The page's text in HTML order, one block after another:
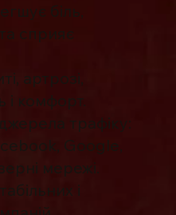
біль,
сприяє
артрозі,
і комфорт.
трафіку:
Google,
мережі.
і